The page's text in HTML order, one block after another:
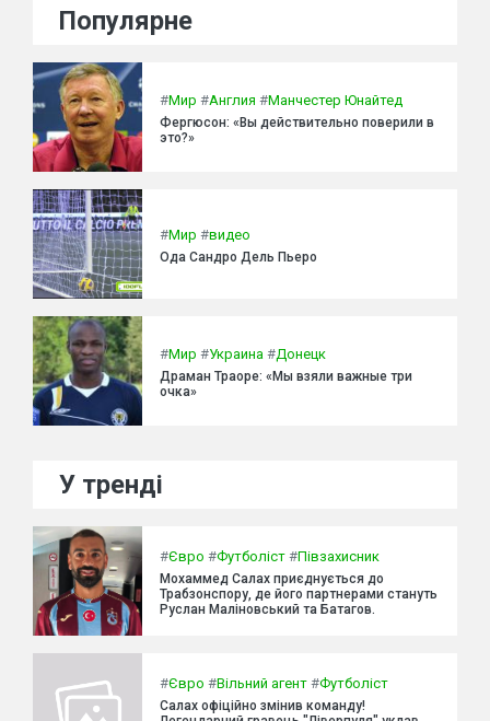
Популярне
#Мир #Англия #Манчестер Юнайтед
Фергюсон: «Вы действительно поверили в
это?»
#Мир #видео
Ода Сандро Дель Пьеро
#Мир #Украина #Донецк
Драман Траоре: «Мы взяли важные три
очка»
У тренді
#Євро #Футболіст #Півзахисник
Мохаммед Салах приєднується до
Трабзонспору, де його партнерами стануть
Руслан Маліновський та Батагов.
#Євро #Вільний агент #Футболіст
Салах офіційно змінив команду!